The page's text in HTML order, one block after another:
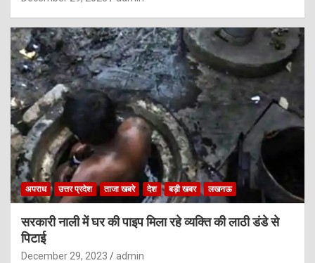
अपराध उत्तर प्रदेश ताजा खबरे देश बड़ी खबर लखनऊ
सरकारी नाली में घर की पाइप मिला रहे व्यक्ति की लाठी डंडे से
पिटाई
December 29, 2023 admin